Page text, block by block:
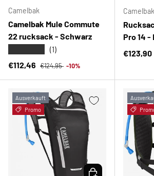
Camelbak
Camelbak Mule Commute
22 rucksack - Schwarz
(1)
Verkaufspreis
€112,46 Normaler Preis
€124,95 -10%
Camelbak
Pro 14 -
€123,90
Ausverkauft
Promo
OPTIONEN